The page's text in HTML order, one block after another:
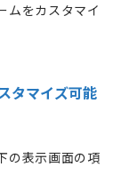
ムをカスタマイ
タマイズ可能
の表示画面の項